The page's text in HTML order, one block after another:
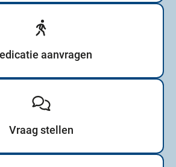
aanvragen
Vraag stellen